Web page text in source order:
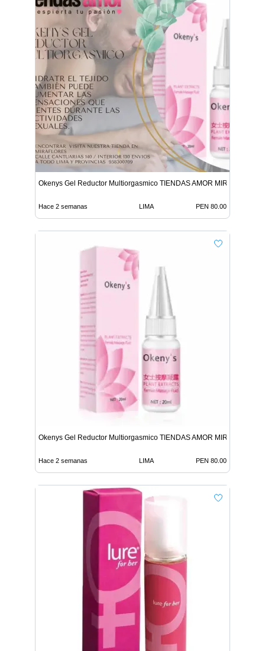
Okenys Gel Reductor Multiorgasmico TIENDAS AMOR MIRAFLORES
Hace 2 semanas LIMA PEN 80.00
Okenys Gel Reductor Multiorgasmico TIENDAS AMOR MIRAFLORES
Hace 2 semanas LIMA PEN 80.00